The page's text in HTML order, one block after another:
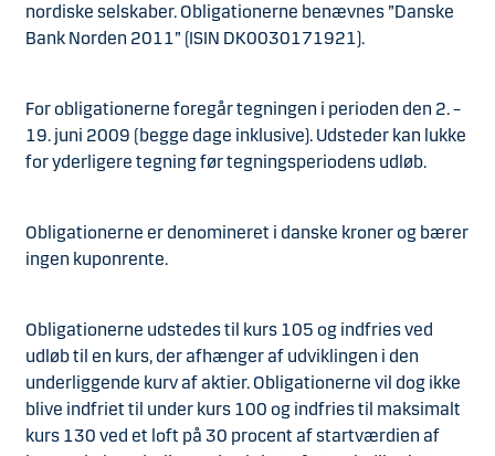
nordiske selskaber. Obligationerne benævnes ”Danske
Bank Norden 2011” (ISIN DK0030171921).
For obligationerne foregår tegningen i perioden den 2. –
19. juni 2009 (begge dage inklusive). Udsteder kan lukke
for yderligere tegning før tegningsperiodens udløb.
Obligationerne er denomineret i danske kroner og bærer
ingen kuponrente.
Obligationerne udstedes til kurs 105 og indfries ved
udløb til en kurs, der afhænger af udviklingen i den
underliggende kurv af aktier. Obligationerne vil dog ikke
blive indfriet til under kurs 100 og indfries til maksimalt
kurs 130 ved et loft på 30 procent af startværdien af